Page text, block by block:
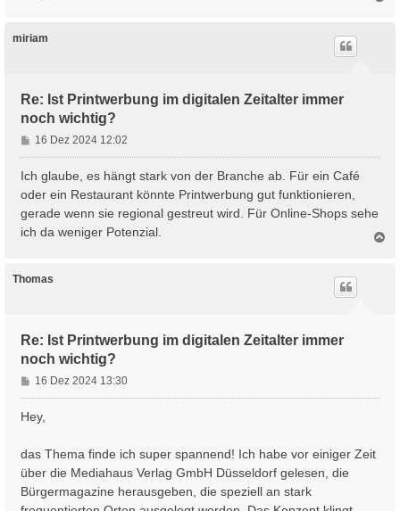
miriam
Re: Ist Printwerbung im digitalen Zeitalter immer
noch wichtig?
B
e
i
t
a
g
16 Dez 2024 12:02
Ich glaube, es hängt stark von der Branche ab. Für ein Café
oder ein Restaurant könnte Printwerbung gut funktionieren,
gerade wenn sie regional gestreut wird. Für Online-Shops sehe
ich da weniger Potenzial.
Thomas
Re: Ist Printwerbung im digitalen Zeitalter immer
noch wichtig?
B
e
i
a
g
16 Dez 2024 13:30
Hey,
das Thema finde ich super spannend! Ich habe vor einiger Zeit
über die Mediahaus Verlag GmbH Düsseldorf gelesen, die
Bürgermagazine herausgeben, die speziell an stark